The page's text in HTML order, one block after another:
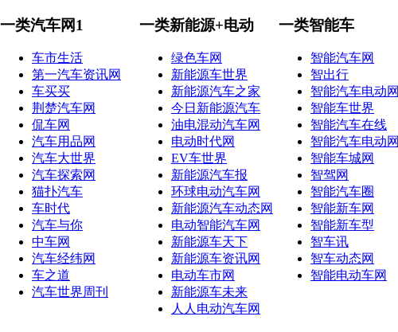
一类汽车网1
车市生活
第一汽车资讯网
车买买
荆楚汽车网
侃车网
汽车用品网
汽车大世界
汽车探索网
猫扑汽车
车时代
汽车与你
中车网
汽车经纬网
车之道
汽车世界周刊
一类新能源+电动
绿色车网
新能源车世界
新能源汽车之家
今日新能源汽车
油电混动汽车网
电动时代网
EV车世界
新能源汽车报
环球电动汽车网
新能源汽车动态网
电动智能汽车网
新能源车天下
新能源车资讯网
电动车市网
新能源车未来
人人电动汽车网
一类智能车
智能汽车网
智出行
智能汽车电动网
智能车世界
智能汽车在线
智能汽车电动网
智能车城网
智驾网
智能汽车圈
智能新车网
智能新车型
智车讯
智车动态网
智能电动车网